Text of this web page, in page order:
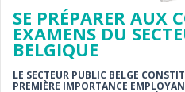
SE PRÉPARER AUX
EXAMENS DU
BELGIQUE
LE SECTEUR PUBLIC BELGE
PREMIÈRE IMPORTANCE